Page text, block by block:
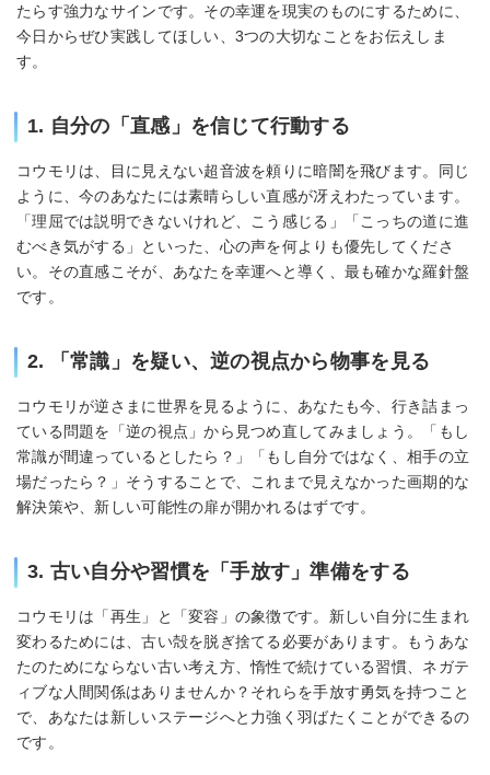
たらす強力なサインです。その幸運を現実のものにするために、
今日からぜひ実践してほしい、3つの大切なことをお伝えしま
す。
1. 自分の「直感」を信じて行動する
コウモリは、目に見えない超音波を頼りに暗闇を飛びます。同じ
ように、今のあなたには素晴らしい直感が冴えわたっています。
「理屈では説明できないけれど、こう感じる」「こっちの道に進
むべき気がする」といった、心の声を何よりも優先してくださ
い。その直感こそが、あなたを幸運へと導く、最も確かな羅針盤
です。
2. 「常識」を疑い、逆の視点から物事を見る
コウモリが逆さまに世界を見るように、あなたも今、行き詰まっ
ている問題を「逆の視点」から見つめ直してみましょう。「もし
常識が間違っているとしたら？」「もし自分ではなく、相手の立
場だったら？」そうすることで、これまで見えなかった画期的な
解決策や、新しい可能性の扉が開かれるはずです。
3. 古い自分や習慣を「手放す」準備をする
コウモリは「再生」と「変容」の象徴です。新しい自分に生まれ
変わるためには、古い殻を脱ぎ捨てる必要があります。もうあな
たのためにならない古い考え方、惰性で続けている習慣、ネガテ
ィブな人間関係はありませんか？それらを手放す勇気を持つこと
で、あなたは新しいステージへと力強く羽ばたくことができるの
です。